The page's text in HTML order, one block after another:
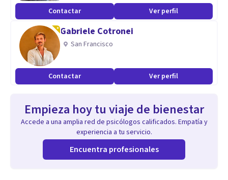
Contactar Ver perfil
Gabriele Cotronei
San Francisco
Contactar Ver perfil
Empieza hoy tu viaje de bienestar
Accede a una amplia red de psicólogos calificados. Empatía y
experiencia a tu servicio.
Encuentra profesionales